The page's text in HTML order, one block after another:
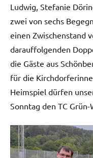
Ludwig, Stefanie
zwei von sechs
einen Zwischenstand
darauffolgenden
die Gäste aus
für die
Heimspiel dürfen
Sonntag den TC